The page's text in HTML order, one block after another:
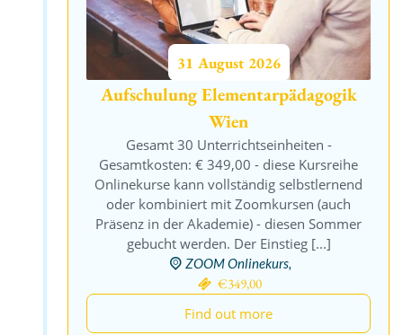
31 August 2026
Aufschulung Elementarpädagogik
Wien
Gesamt 30 Unterrichtseinheiten -
Gesamtkosten: € 349,00 - diese Kursreihe
Onlinekurse kann vollständig selbstlernend
oder kombiniert mit Zoomkursen (auch
Präsenz in der Akademie) - diesen Sommer
gebucht werden. Der Einstieg [...]
ZOOM Onlinekurs,
€349,00
Find out more